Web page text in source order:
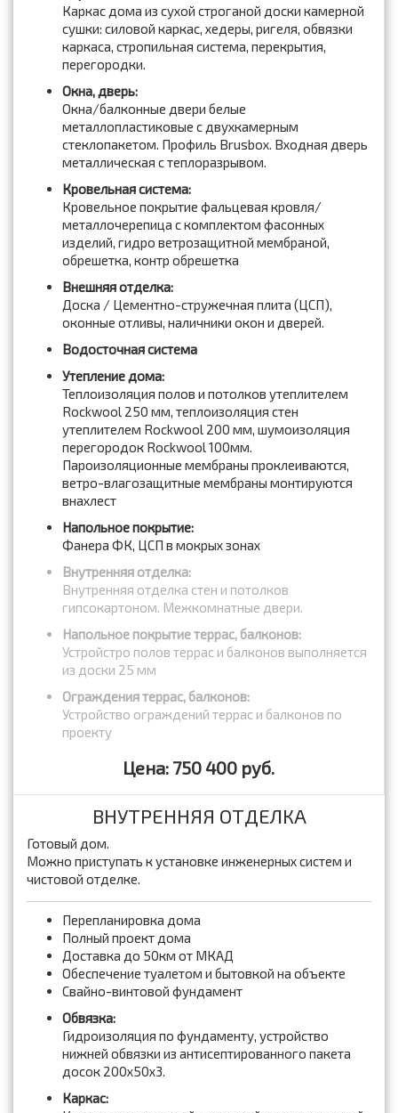
Каркас дома из сухой строганой доски камерной
сушки: силовой каркас, хедеры, ригеля, обвязки
каркаса, стропильная система, перекрытия,
перегородки.
Окна, дверь:
Окна/балконные двери белые
металлопластиковые с двухкамерным
стеклопакетом. Профиль Brusbox. Входная дверь
металлическая с теплоразрывом.
Кровельная система:
Кровельное покрытие фальцевая кровля/
металлочерепица с комплектом фасонных
изделий, гидро ветрозащитной мембраной,
обрешетка, контр обрешетка
Внешняя отделка:
Доска / Цементно-стружечная плита (ЦСП),
оконные отливы, наличники окон и дверей.
Водосточная система
Утепление дома:
Теплоизоляция полов и потолков утеплителем
Rockwool 250 мм, теплоизоляция стен
утеплителем Rockwool 200 мм, шумоизоляция
перегородок Rockwool 100мм.
Пароизоляционные мембраны проклеиваются,
ветро-влагозащитные мембраны монтируются
внахлест
Напольное покрытие:
Фанера ФК, ЦСП в мокрых зонах
Внутренняя отделка:
Внутренняя отделка стен и потолков
гипсокартоном. Межкомнатные двери.
Напольное покрытие террас, балконов:
Устройстро полов террас и балконов выполняется
из доски 25 мм
Ограждения террас, балконов:
Устройство ограждений террас и балконов по
проекту
Цена: 750 400 руб.
ВНУТРЕННЯЯ ОТДЕЛКА
Готовый дом.
Можно приступать к установке инженерных систем и
чистовой отделке.
Перепланировка дома
Полный проект дома
Доставка до 50км от МКАД
Обеспечение туалетом и бытовкой на объекте
Свайно-винтовой фундамент
Обвязка:
Гидроизоляция по фундаменту, устройство
нижней обвязки из антисептированного пакета
досок 200x50x3.
Каркас: